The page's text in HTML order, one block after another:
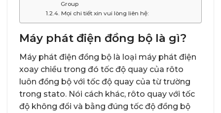
Group
Mọi chi tiết xin vui lòng liên hệ:
Máy phát điện đồng bộ là gì?
Máy phát điện đồng bộ là loại máy phát điện
xoay chiều trong đó tốc độ quay của rôto
luôn đồng bộ với tốc độ quay của từ trường
trong stato. Nói cách khác, rôto quay với tốc
độ không đổi và bằng đúng tốc độ đồng bộ